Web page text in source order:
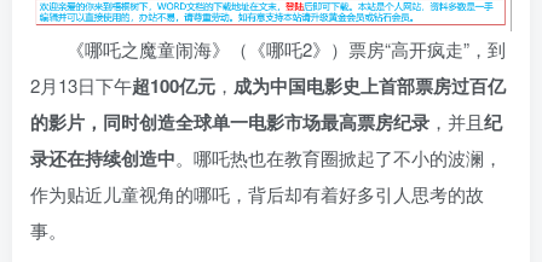
《哪吒之魔童闹海》（《哪吒2》）票房“高开疯走”，到
2月13日下午超100亿元 ， 成为中国电影史上首部票房过百亿
的影片 ，同时创造全球单一电影市场最高票房纪录 ，并且纪
录还在持续创造中。哪吒热也在教育圈掀起了不小的波澜，
作为贴近儿童视角的哪吒，背后却有着好多引人思考的故
事。